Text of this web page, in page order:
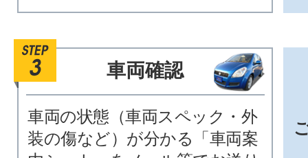
車両確認
車両の状態（車両スペック・外
装の傷など）が分かる「車両案